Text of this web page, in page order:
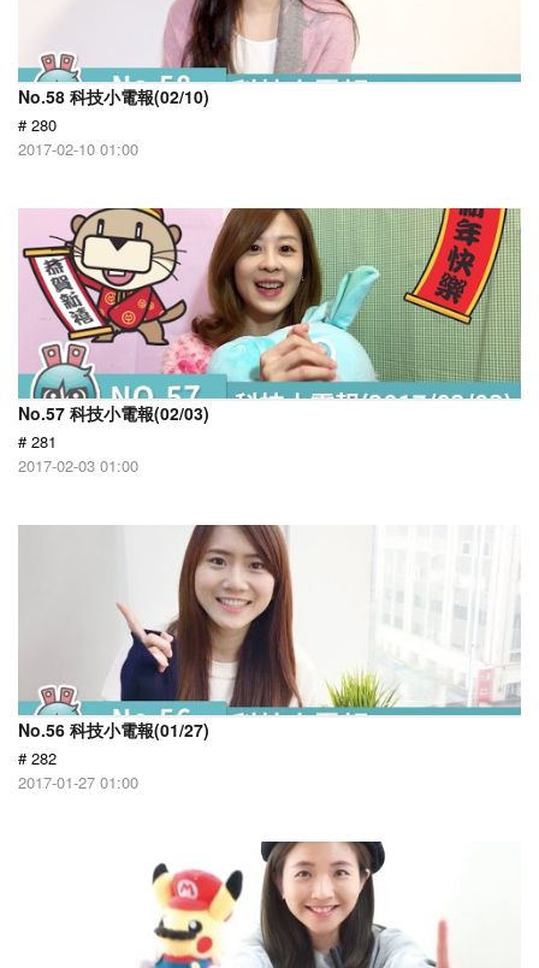
No.58 科技小電報(02/10)
# 280
2017-02-10 01:00
No.57 科技小電報(02/03)
# 281
2017-02-03 01:00
No.56 科技小電報(01/27)
# 282
2017-01-27 01:00